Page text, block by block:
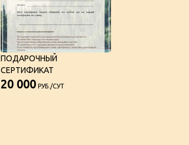
ПОДАРОЧНЫЙ
СЕРТИФИКАТ
20 000 РУБ./СУТ